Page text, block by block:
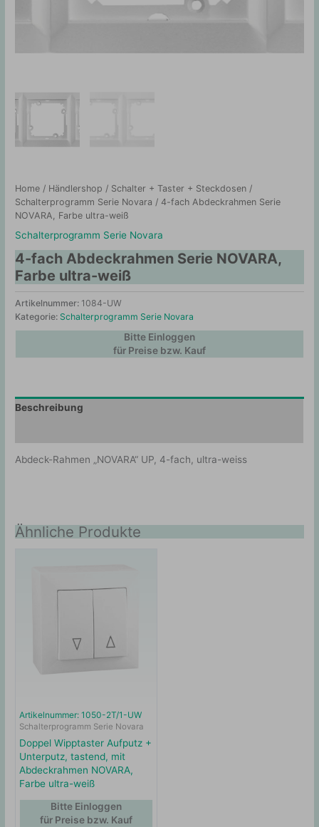
Home / Händlershop / Schalter + Taster + Steckdosen /
Schalterprogramm Serie Novara / 4-fach Abdeckrahmen Serie
NOVARA, Farbe ultra-weiß
Schalterprogramm Serie Novara
4-fach Abdeckrahmen Serie NOVARA,
Farbe ultra-weiß
Artikelnummer: 1084-UW
Kategorie: Schalterprogramm Serie Novara
Bitte Einloggen
für Preise bzw. Kauf
Beschreibung
Abdeck-Rahmen „NOVARA“ UP, 4-fach, ultra-weiss
Ähnliche Produkte
Artikelnummer: 1050-2T/1-UW
Schalterprogramm Serie Novara
Doppel Wipptaster Aufputz +
Unterputz, tastend, mit
Abdeckrahmen NOVARA,
Farbe ultra-weiß
Bitte Einloggen
für Preise bzw. Kauf